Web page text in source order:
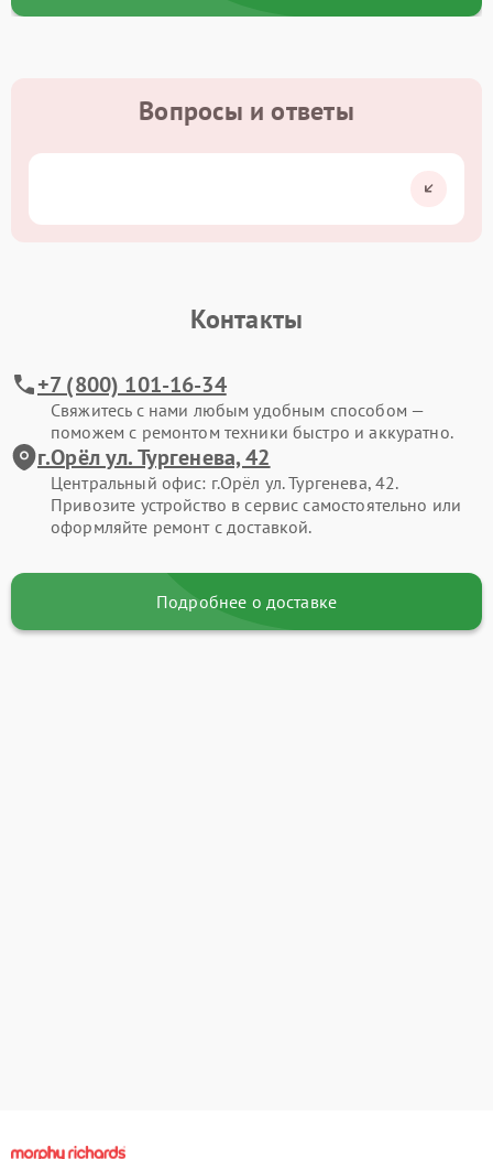
Вопросы и ответы
Контакты
+7 (800) 101-16-34
Свяжитесь с нами любым удобным способом —
поможем с ремонтом техники быстро и аккуратно.
г.Орёл ул. Тургенева, 42
Центральный офис: г.Орёл ул. Тургенева, 42.
Привозите устройство в сервис самостоятельно или
оформляйте ремонт с доставкой.
Подробнее о доставке